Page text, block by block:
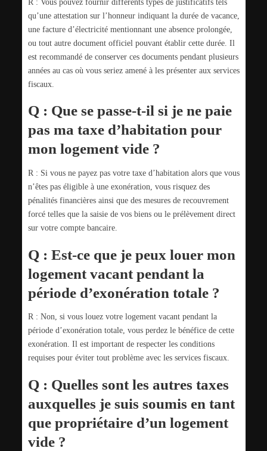
qu’une attestation sur l’honneur indiquant la durée de vacance,
une facture d’électricité mentionnant une absence prolongée,
ou tout autre document officiel pouvant établir cette durée. Il
est recommandé de conserver ces documents pendant plusieurs
années au cas où vous seriez amené à les présenter aux services
fiscaux.
Q : Que se passe-t-il si je ne paie
pas ma taxe d’habitation pour
mon logement vide ?
R : Si vous ne payez pas votre taxe d’habitation alors que vous
n’êtes pas éligible à une exonération, vous risquez des
pénalités financières ainsi que des mesures de recouvrement
forcé telles que la saisie de vos biens ou le prélèvement direct
sur votre compte bancaire.
Q : Est-ce que je peux louer mon
logement vacant pendant la
période d’exonération totale ?
R : Non, si vous louez votre logement vacant pendant la
période d’exonération totale, vous perdez le bénéfice de cette
exonération. Il est important de respecter les conditions
requises pour éviter tout problème avec les services fiscaux.
Q : Quelles sont les autres taxes
auxquelles je suis soumis en tant
que propriétaire d’un logement
vide ?